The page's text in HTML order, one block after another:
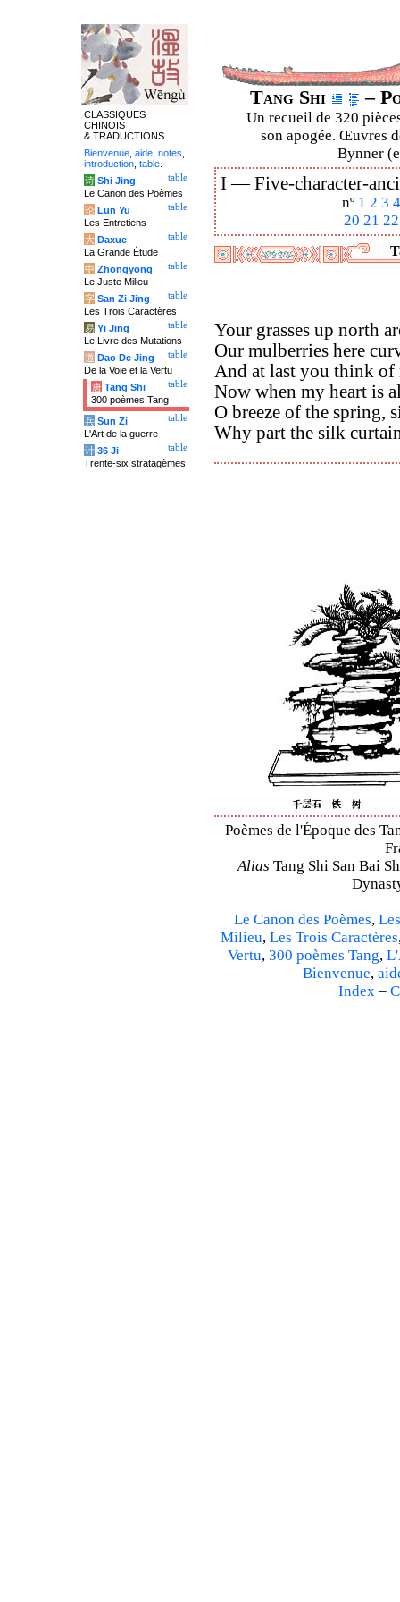
Tang Shi –
Un recueil de 320
son apogée. Œuvres
Bynner
I —Five-character-
nº 1 2 3 4
20 21 22
Your grasses up north
Our mulberries here
And at last you think of
Now when my heart is
O breeze of the spring,
Why part the silk
Poèmes de l'Époque des
Alias Tang Shi San Bai
Le Canon des Poèmes,
Milieu, Les Trois Caractères
Vertu, 300 poèmes Tang,
Bienvenue,
Index–
CLASSIQUES
CHINOIS
& TRADUCTIONS
Bienvenue aide notes
introduction table
table
诗 Shi Jing
Le Canon des Poèmes
table
论 Lun Yu
Les Entretiens
table
大 Daxue
La Grande Étude
table
中 Zhongyong
Le Juste Milieu
table
字 San Zi Jing
Les Trois Caractères
table
易 Yi Jing
Le Livre des Mutations
table
道 Dao De Jing
De la Voie et la Vertu
table
唐 Tang Shi
300 poèmes Tang
table
兵 Sun Zi
L'Art de la guerre
table
计 36 Ji
Trente-six stratagèmes